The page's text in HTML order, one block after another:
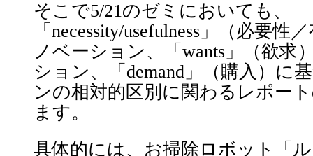
そこで5/21のゼミにおいても、
「necessity/usefulness」（必要性
ノベーション、「wants」（欲求
ション、「demand」（購入）に
ンの相対的区別に関わるレポー
ます。
具体的には、お掃除ロボット「